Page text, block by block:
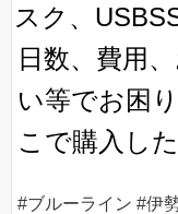
スク、
日数、費用
い等でお困
こで購入し
#ブルーライン #伊